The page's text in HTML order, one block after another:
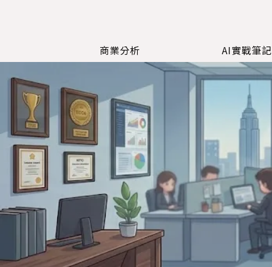
商業分析 AI實戰筆記